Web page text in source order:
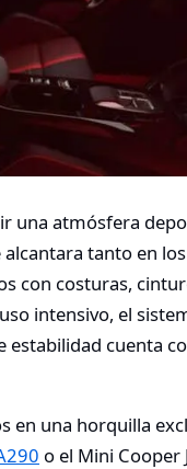
una atmósfera
tanto en
con costuras,
intensivo, el
cuenta
en una horquilla
o el Mini Cooper